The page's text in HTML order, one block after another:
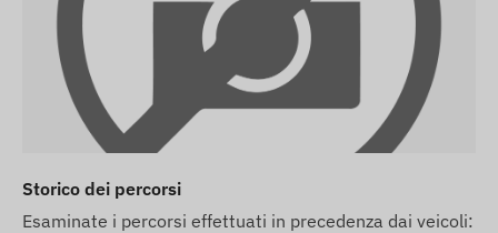
web si basano sulle informazioni pubblicate dal
produttore, che non sono sempre accurate o prive
di errori. Il produttore si riserva il diritto di
modificare determinati parametri o l'imballaggio
del prodotto senza preavviso - l'aggiornamento dei
dati relativi a questi sul nostro sito web avviene
dopo il rilevamento e la valutazione delle
modifiche.
Storico dei percorsi
Esaminate i percorsi effettuati in precedenza dai veicoli: